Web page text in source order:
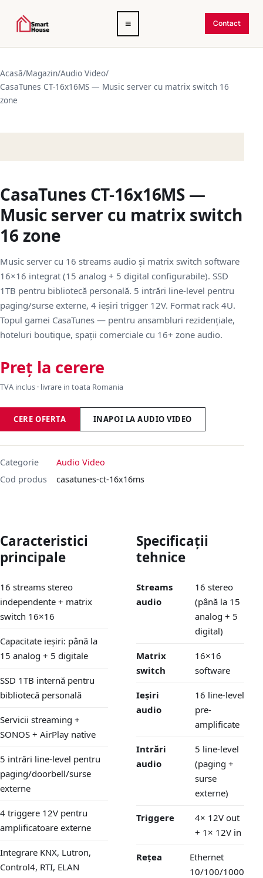
Deschide
meniul
≡ Contact
Acasă/Magazin/Audio Video/
CasaTunes CT-16x16MS — Music server cu matrix switch 16
zone
CasaTunes CT-16x16MS —
Music server cu matrix switch
16 zone
Music server cu 16 streams audio și matrix switch software
16×16 integrat (15 analog + 5 digital configurabile). SSD
1TB pentru bibliotecă personală. 5 intrări line-level pentru
paging/surse externe, 4 ieșiri trigger 12V. Format rack 4U.
Topul gamei CasaTunes — pentru ansambluri rezidențiale,
hoteluri boutique, spații comerciale cu 16+ zone audio.
Preț la cerere
TVA inclus · livrare in toata Romania
CERE OFERTA INAPOI LA AUDIO VIDEO
Categorie
Audio Video
Cod produs
casatunes-ct-16x16ms
Caracteristici
principale
16 streams stereo
independente + matrix
switch 16×16
Capacitate ieșiri: până la
15 analog + 5 digitale
SSD 1TB internă pentru
bibliotecă personală
Servicii streaming +
SONOS + AirPlay native
5 intrări line-level pentru
paging/doorbell/surse
externe
4 triggere 12V pentru
amplificatoare externe
Integrare KNX, Lutron,
Control4, RTI, ELAN
Specificații
tehnice
Streams
audio
16 stereo
(până la 15
analog + 5
digital)
Matrix
switch
16×16
software
Ieșiri
audio
16 line-level
pre-
amplificate
Intrări
audio
5 line-level
(paging +
surse
externe)
Triggere
4× 12V out
+ 1× 12V in
Rețea
Ethernet
10/100/1000